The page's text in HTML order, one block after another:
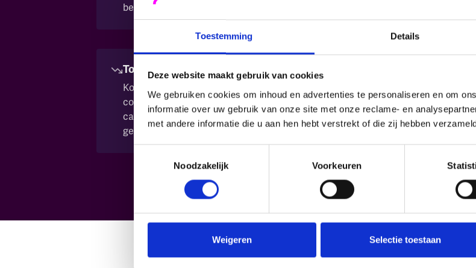
Toestemming Details
Deze website maakt gebruik van cookies
We gebruiken cookies om inhoud en advertenties te personaliseren en om
informatie over uw gebruik van onze site met onze reclame- en
met andere informatie die u aan hen hebt verstrekt of die zij hebben
Noodzakelijk
Voorkeuren
Weigeren Selectie toestaan
beeld blijven.
Tot 20% van je conversies valt weg
Korte cookielevens en onderbroken sessies zorgen dat
conversies stilletjes uit je dashboards verdwijnen. Je
campagnes presteren vaak beter dan de cijfers je laten
geloven.
kanaal
voor